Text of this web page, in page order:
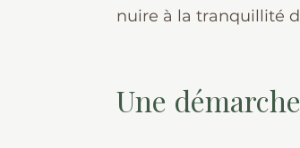
nuire à la tranquillité
Une